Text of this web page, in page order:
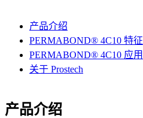
产品介绍
PERMABOND® 4C10 特征
PERMABOND® 4C10 应用
关于 Prostech
产品介绍